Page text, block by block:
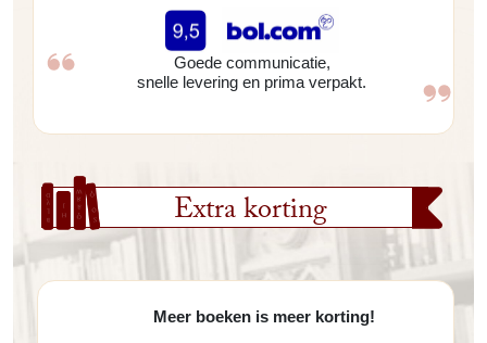
Goede communicatie,
snelle levering en prima verpakt.
Extra korting
Meer boeken is meer korting!